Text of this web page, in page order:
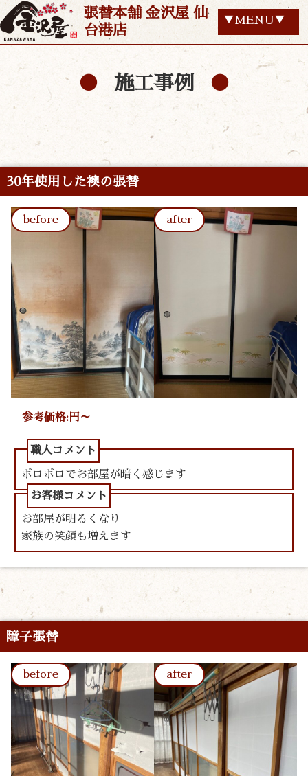
張替本舗 金沢屋 仙
台港店
▼MENU▼
施工事例
30年使用した襖の張替
参考価格:円～
ボロボロでお部屋が暗く感じます
お部屋が明るくなり
家族の笑顔も増えます
障子張替